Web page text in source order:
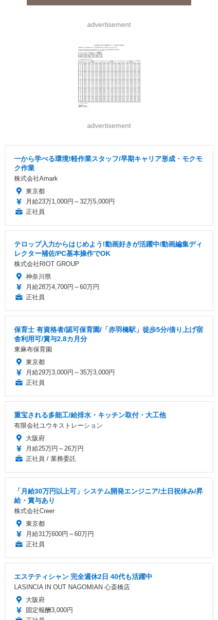
advertisement
advertisement
一から学べる環境!軽作業スタッフ/早期キャリア形成・モクモ
ク作業
株式会社Amark
東京都
月給23万1,000円～32万5,000円
正社員
テロップ入力からはじめよう!動画好きが活躍中/動画編集ディ
レクター補佐/PC基本操作でOK
株式会社RIOT GROUP
神奈川県
月給28万4,700円～60万円
正社員
保育士 有資格者/認可保育園/「赤羽橋駅」徒歩5分/借り上げ宿
舎利用可/賞与2.8カ月分
東麻布保育園
東京都
月給29万3,000円～35万3,000円
正社員
重宝される多能工/給排水・キッチン取付・大工他
有限会社ユウキストレーション
大阪府
月給25万円～26万円
正社員 / 業務委託
「月給30万円以上可」システム開発エンジニア/土日祝休み/昇
給・賞与あり
株式会社Creer
東京都
月給31万600円～60万円
正社員
エステティシャン 完全週休2日 40代も活躍中
LASINCIA IN OUT NAGOMIAN 心斎橋店
大阪府
固定報酬3,000円